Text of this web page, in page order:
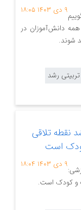
۹ دی ۱۴۰۳ ۱۸:۰۵
دانش‌آموزان در
شوند.
رشد
نقطه تلاقی
است
۹ دی ۱۴۰۳ ۱۸:۰۴
و کودک است.